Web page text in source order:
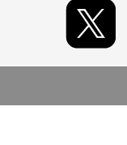
・サンライズストア
・サンライズワール
KYOTO、SENDAI、
※今後、その他店舗
ざいます。
【ご注意（必ずお読み
■商品について